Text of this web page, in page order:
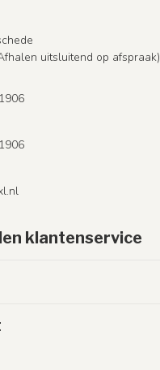
uitsluitend op afspraak)
klantenservice